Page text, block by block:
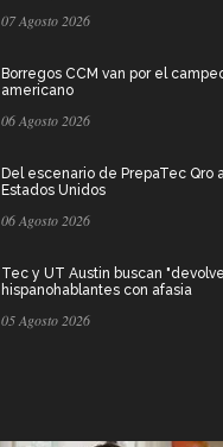
07 Agosto 2026
Borregos CCM van por el
americano
06 Agosto 2026
Del escenario de PrepaTec Qro
Estados Unidos
06 Agosto 2026
Tec y UT Austin buscan
hispanohablantes con afasia
05 Agosto 2026